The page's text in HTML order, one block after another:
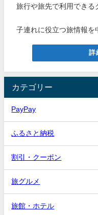
旅行や旅先で利用できる
子連れに役立つ旅情報を
詳
カテゴリー
PayPay
ふるさと納税
割引・クーポン
旅グルメ
旅館・ホテル